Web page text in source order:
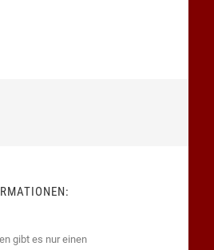
gibt es nur einen